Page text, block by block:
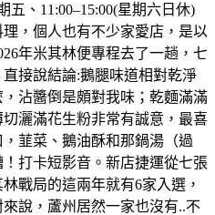
五、11:00–15:00(星期六日休)
，個人也有不少家愛店，是以
年米其林便專程去了一趟，七
接說結論:鵝腿味道相對乾淨
沾醬倒是頗對我味；乾麵滿滿
灑滿花生粉非常有誠意，最喜
韮菜、鵝油酥和那鍋湯（過
打卡短影音。新店捷運從七張
戰局的這兩年就有6家入選，
說，蘆州居然一家也沒有..不